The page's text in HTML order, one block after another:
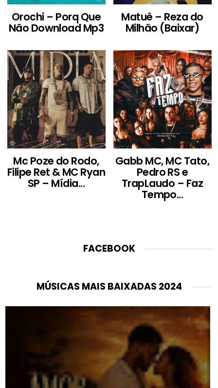
Orochi – Porq Que
Não Download Mp3
Matuê – Reza do
Milhão (Baixar)
Mc Poze do Rodo,
Filipe Ret & MC Ryan
SP – Mídia...
Gabb MC, MC Tato,
Pedro RS e
TrapLaudo – Faz
Tempo...
FACEBOOK
MÚSICAS MAIS BAIXADAS 2024